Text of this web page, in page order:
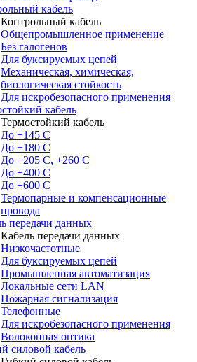
кабель
Контрольный кабель
Общепромышленное применение
Без галогенов
Для буксируемых цепей
Механическая, химическая,
биологическая стойкость
Для искробезопасного применения
кабель
Термостойкий кабель
До +145 С
До +180 C
До +205 С, +260 С
До +400 C
До +600 С
Термопарные и компенсационные
провода
передачи данных
Кабель передачи данных
Низкочастотные
Для буксируемых цепей
Промышленная автоматизация
Локальные сети LAN
Пожарная сигнализация
Телефонные
Для искробезопасного применения
Волоконная оптика
силовой кабель